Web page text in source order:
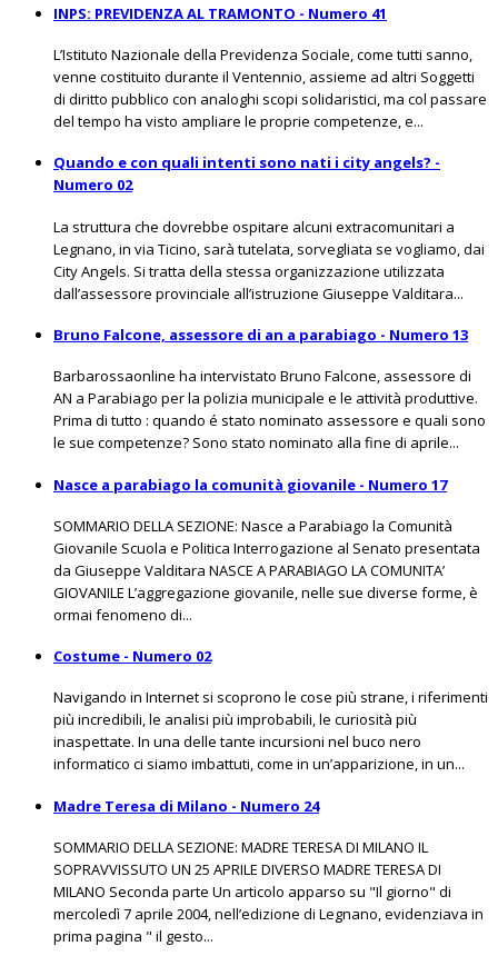
INPS: PREVIDENZA AL TRAMONTO - Numero 41
L’Istituto Nazionale della Previdenza Sociale, come tutti sanno,
venne costituito durante il Ventennio, assieme ad altri Soggetti
di diritto pubblico con analoghi scopi solidaristici, ma col passare
del tempo ha visto ampliare le proprie competenze, e...
Quando e con quali intenti sono nati i city angels? -
Numero 02
La struttura che dovrebbe ospitare alcuni extracomunitari a
Legnano, in via Ticino, sarà tutelata, sorvegliata se vogliamo, dai
City Angels. Si tratta della stessa organizzazione utilizzata
dall’assessore provinciale all’istruzione Giuseppe Valditara...
Bruno Falcone, assessore di an a parabiago - Numero 13
Barbarossaonline ha intervistato Bruno Falcone, assessore di
AN a Parabiago per la polizia municipale e le attività produttive.
Prima di tutto : quando é stato nominato assessore e quali sono
le sue competenze? Sono stato nominato alla fine di aprile...
Nasce a parabiago la comunità giovanile - Numero 17
SOMMARIO DELLA SEZIONE: Nasce a Parabiago la Comunità
Giovanile Scuola e Politica Interrogazione al Senato presentata
da Giuseppe Valditara NASCE A PARABIAGO LA COMUNITA’
GIOVANILE L’aggregazione giovanile, nelle sue diverse forme, è
ormai fenomeno di...
Costume - Numero 02
Navigando in Internet si scoprono le cose più strane, i riferimenti
più incredibili, le analisi più improbabili, le curiosità più
inaspettate. In una delle tante incursioni nel buco nero
informatico ci siamo imbattuti, come in un’apparizione, in un...
Madre Teresa di Milano - Numero 24
SOMMARIO DELLA SEZIONE: MADRE TERESA DI MILANO IL
SOPRAVVISSUTO UN 25 APRILE DIVERSO MADRE TERESA DI
MILANO Seconda parte Un articolo apparso su "Il giorno" di
mercoledì 7 aprile 2004, nell’edizione di Legnano, evidenziava in
prima pagina " il gesto...